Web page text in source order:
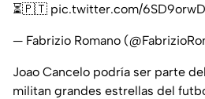
⏳🇵🇹 pic.twitter.com/
— Fabrizio Romano
Joao Cancelo podría ser parte
militan grandes estrellas del